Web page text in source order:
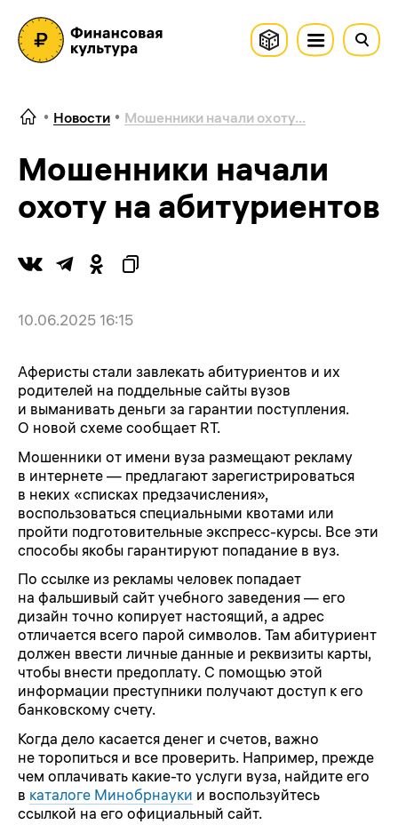
Новости Мошенники начали охоту...
Мошенники начали
охоту на абитуриентов
10.06.2025 16:15
Аферисты стали завлекать абитуриентов и их
родителей на поддельные сайты вузов
и выманивать деньги за гарантии поступления.
О новой схеме сообщает RT.
Мошенники от имени вуза размещают рекламу
в интернете — предлагают зарегистрироваться
в неких «списках предзачисления»,
воспользоваться специальными квотами или
пройти подготовительные экспресс-курсы. Все эти
способы якобы гарантируют попадание в вуз.
По ссылке из рекламы человек попадает
на фальшивый сайт учебного заведения — его
дизайн точно копирует настоящий, а адрес
отличается всего парой символов. Там абитуриент
должен ввести личные данные и реквизиты карты,
чтобы внести предоплату. С помощью этой
информации преступники получают доступ к его
банковскому счету.
Когда дело касается денег и счетов, важно
не торопиться и все проверить. Например, прежде
чем оплачивать какие-то услуги вуза, найдите его
в каталоге Минобрнауки и воспользуйтесь
ссылкой на его официальный сайт.